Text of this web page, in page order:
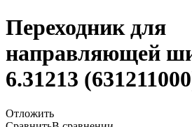
Переходник для
направляющей
6.31213
Отложить